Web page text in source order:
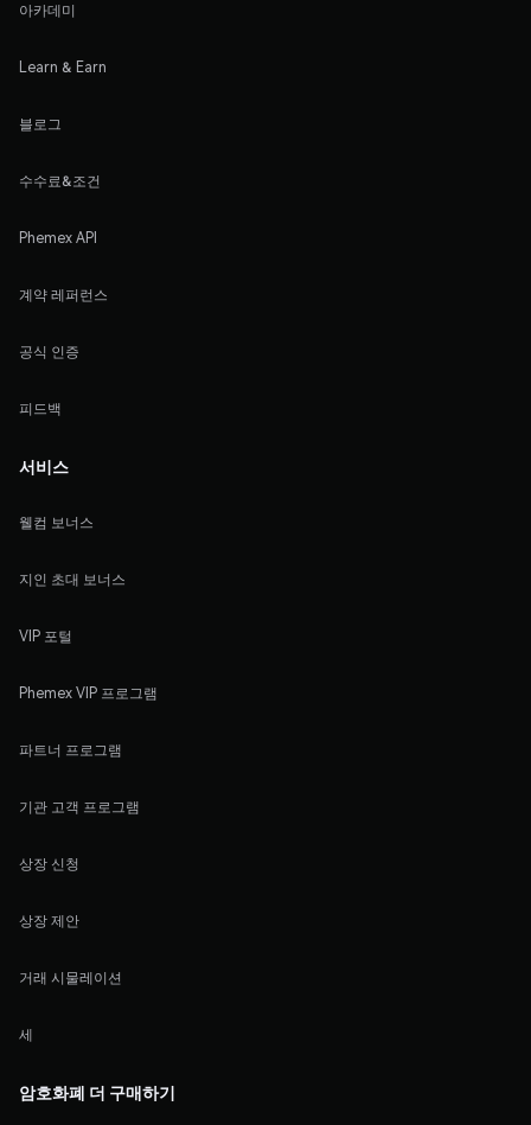
아카데미
Learn & Earn
블로그
수수료&조건
Phemex API
계약 레퍼런스
공식 인증
피드백
서비스
웰컴 보너스
지인 초대 보너스
VIP 포털
Phemex VIP 프로그램
파트너 프로그램
기관 고객 프로그램
상장 신청
상장 제안
거래 시물레이션
세
암호화폐 더 구매하기